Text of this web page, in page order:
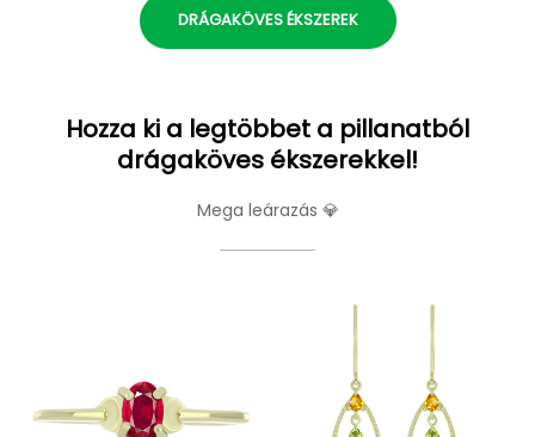
DRÁGAKÖVES ÉKSZEREK
Hozza ki a legtöbbet a pillanatból
drágaköves ékszerekkel!
Mega leárazás 💎